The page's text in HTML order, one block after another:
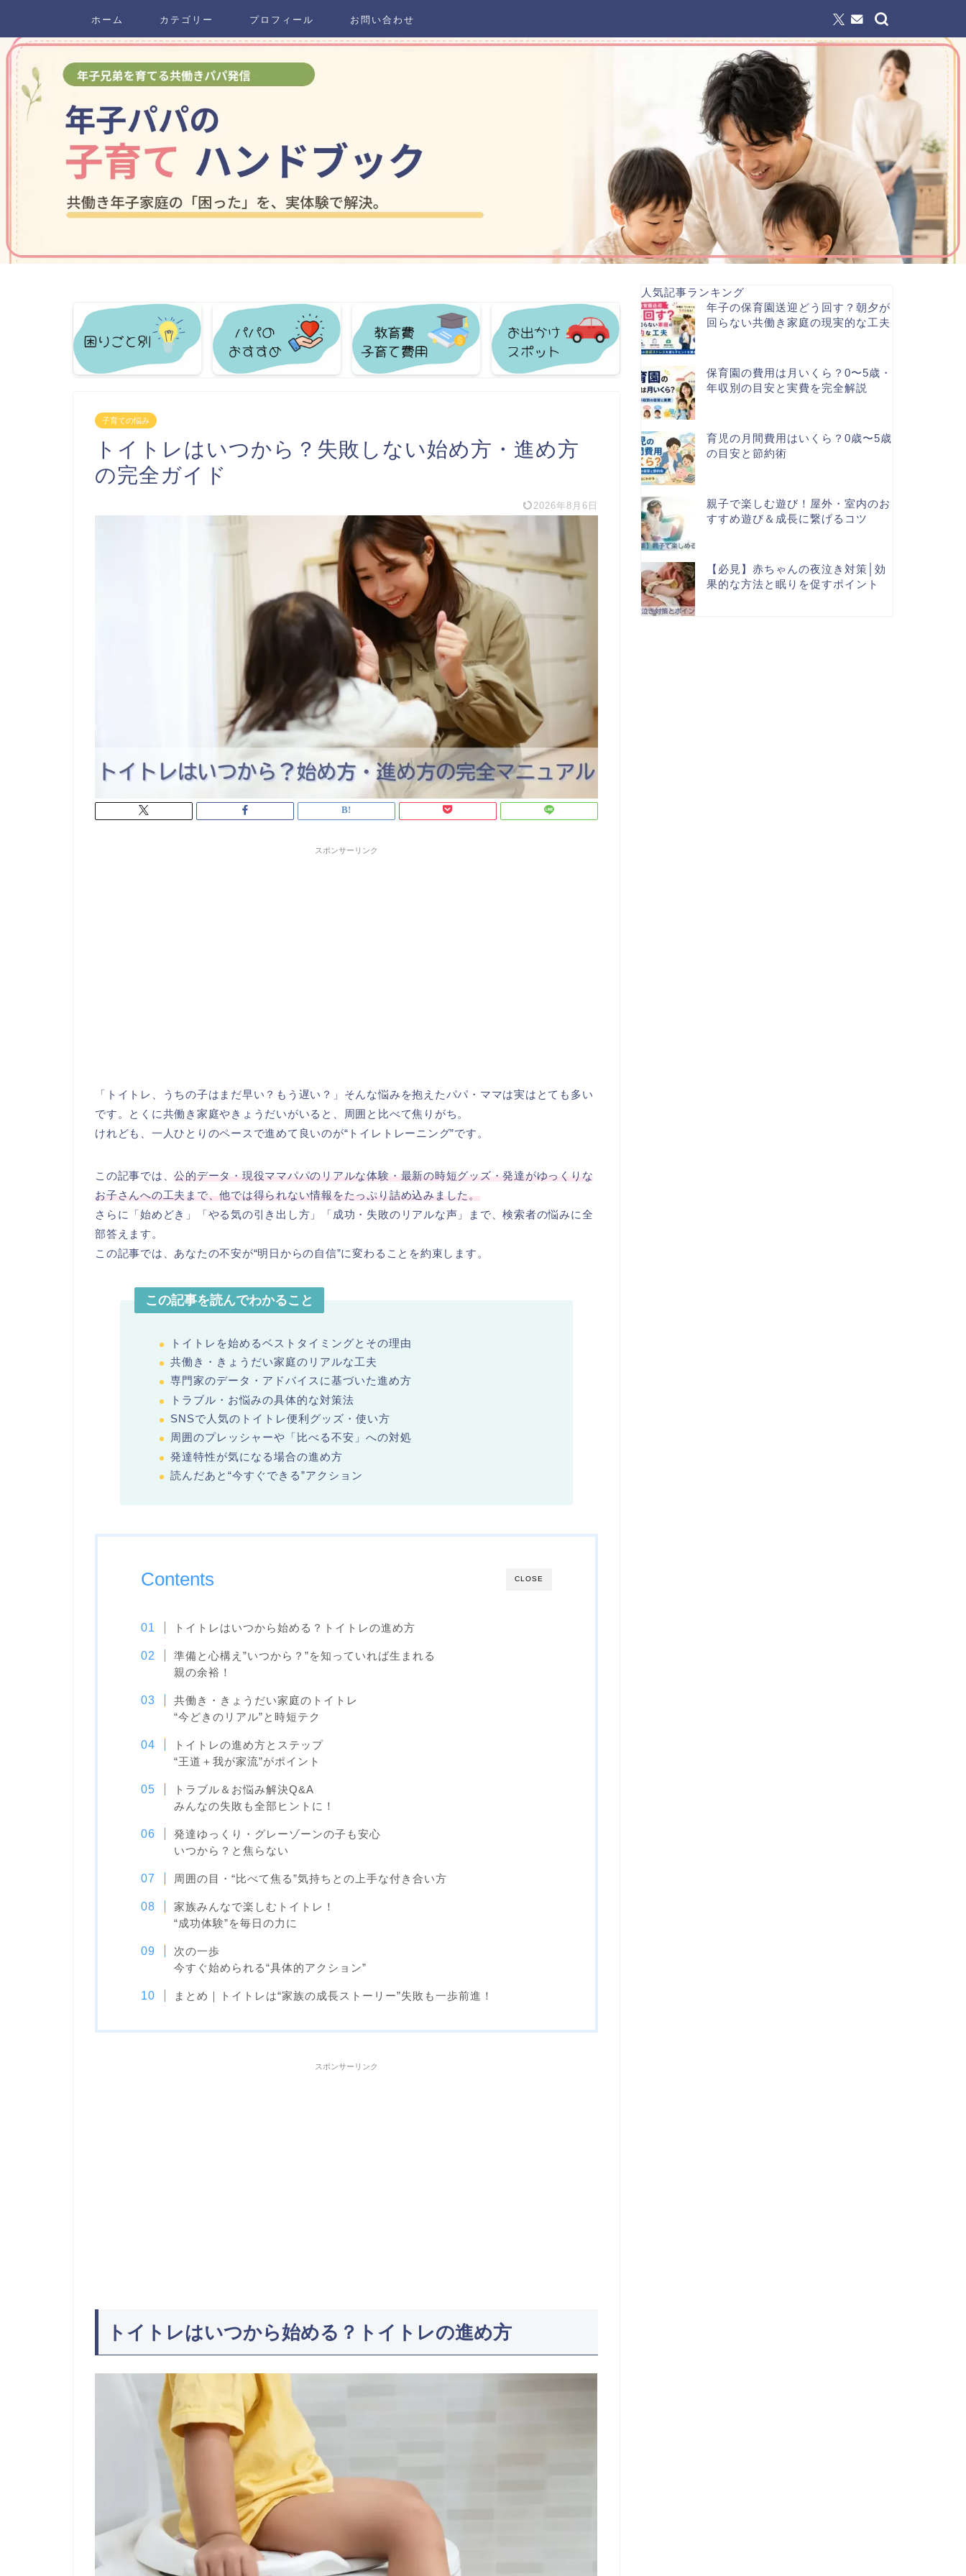
ホーム カテゴリー プロフィール お問い合わせ
子育ての悩み
トイトレはいつから？失敗しない始め方・進め方
の完全ガイド
2026年8月6日
スポンサーリンク
「トイトレ、うちの子はまだ早い？もう遅い？」そんな悩みを抱えたパパ・ママは実はとても多い
です。とくに共働き家庭やきょうだいがいると、周囲と比べて焦りがち。
けれども、一人ひとりのペースで進めて良いのが“トイレトレーニング”です。
この記事では、公的データ・現役ママパパのリアルな体験・最新の時短グッズ・発達がゆっくりな
お子さんへの工夫まで、他では得られない情報をたっぷり詰め込みました。
さらに「始めどき」「やる気の引き出し方」「成功・失敗のリアルな声」まで、検索者の悩みに全
部答えます。
この記事では、あなたの不安が“明日からの自信”に変わることを約束します。
この記事を読んでわかること
トイトレを始めるベストタイミングとその理由
共働き・きょうだい家庭のリアルな工夫
専門家のデータ・アドバイスに基づいた進め方
トラブル・お悩みの具体的な対策法
SNSで人気のトイトレ便利グッズ・使い方
周囲のプレッシャーや「比べる不安」への対処
発達特性が気になる場合の進め方
読んだあと“今すぐできる”アクション
CLOSE
Contents
トイトレはいつから始める？トイトレの進め方
準備と心構え”いつから？”を知っていれば生まれる
親の余裕！
共働き・きょうだい家庭のトイトレ
“今どきのリアル”と時短テク
トイトレの進め方とステップ
“王道＋我が家流”がポイント
トラブル＆お悩み解決Q&A
みんなの失敗も全部ヒントに！
発達ゆっくり・グレーゾーンの子も安心
いつから？と焦らない
周囲の目・“比べて焦る”気持ちとの上手な付き合い方
家族みんなで楽しむトイトレ！
“成功体験”を毎日の力に
次の一歩
今すぐ始められる“具体的アクション”
まとめ｜トイトレは“家族の成長ストーリー”失敗も一歩前進！
スポンサーリンク
トイトレはいつから始める？トイトレの進め方
人気記事ランキング
年子の保育園送迎どう回す？朝夕が
回らない共働き家庭の現実的な工夫
保育園の費用は月いくら？0〜5歳・
年収別の目安と実費を完全解説
育児の月間費用はいくら？0歳〜5歳
の目安と節約術
親子で楽しむ遊び！屋外・室内のお
すすめ遊び＆成長に繋げるコツ
【必見】赤ちゃんの夜泣き対策│効
果的な方法と眠りを促すポイント